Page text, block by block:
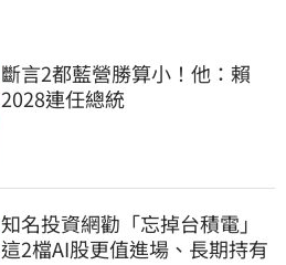
斷言2都藍營勝算小！他：賴
2028連任總統
知名投資網勸「忘掉台積電」
這2檔AI股更值進場、長期持有